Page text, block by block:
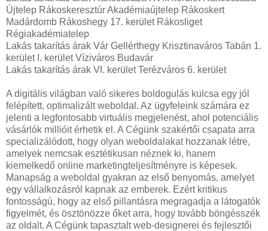
Újtelep Rákoskeresztúr Akadémiaújtelep Rákoskert
Madárdomb Rákoshegy 17. kerület Rákosliget
Régiakadémiatelep
Lakás takarítás árak Vár Gellérthegy Krisztinaváros Tabán 1.
kerület I. kerület Víziváros Budavár
Lakás takarítás árak VI. kerület Terézváros 6. kerület
A digitális világban való sikeres boldogulás kulcsa egy jól
felépített, optimalizált weboldal. Az ügyfeleink számára ez
jelenti a legfontosabb virtuális megjelenést, ahol potenciális
vásárlók millióit érhetik el. A Cégünk szakértői csapata arra
specializálódott, hogy olyan weboldalakat hozzanak létre,
amelyek nemcsak esztétikusan néznek ki, hanem
kiemelkedő online marketingteljesítményre is képesek.
Manapság a weboldal gyakran az első benyomás, amelyet
egy vállalkozásról kapnak az emberek. Ezért kritikus
fontosságú, hogy az első pillantásra megragadja a látogatók
figyelmét, és ösztönözze őket arra, hogy tovább böngésszék
az oldalt. A Cégünk tapasztalt web-designerei és fejlesztői